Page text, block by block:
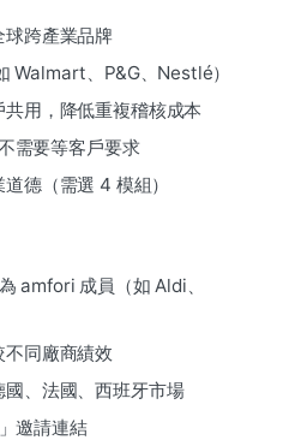
球跨產業品牌
Walmart、P&G、Nestlé）
用，降低重複稽核成本
需要等客戶要求
德（需選 4 模組）
amfori 成員（如 Aldi、
同廠商績效
、法國、西班牙市場
邀請連結